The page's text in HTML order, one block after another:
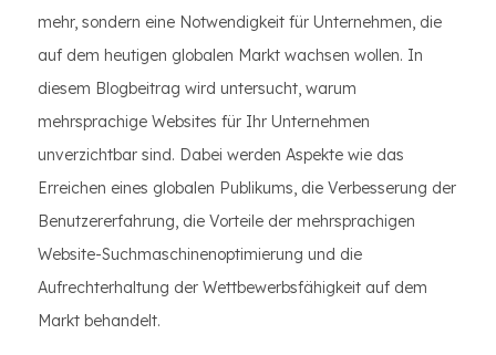
mehr, sondern eine Notwendigkeit für Unternehmen, die
auf dem heutigen globalen Markt wachsen wollen. In
diesem Blogbeitrag wird untersucht, warum
mehrsprachige Websites für Ihr Unternehmen
unverzichtbar sind. Dabei werden Aspekte wie das
Erreichen eines globalen Publikums, die Verbesserung der
Benutzererfahrung, die Vorteile der mehrsprachigen
Website-Suchmaschinenoptimierung und die
Aufrechterhaltung der Wettbewerbsfähigkeit auf dem
Markt behandelt.